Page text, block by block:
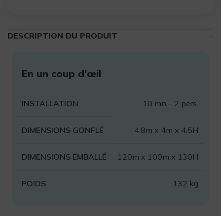
DESCRIPTION DU PRODUIT
En un coup d'œil
INSTALLATION 10 mn – 2 pers.
DIMENSIONS GONFLÉ 4.8m x 4m x 4.5H
DIMENSIONS EMBALLÉ 120m x 100m x 130H
POIDS 132 kg